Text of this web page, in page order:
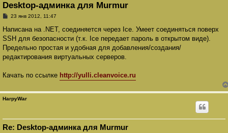
Desktop-админка для Murmur
С
о
щ
е
и
23 янв 2012, 11:47
Написана на .NET, соединяется через Ice. Умеет соединяться поверх
SSH для безопасности (т.к. Ice передает пароль в открытом виде).
Предельно простая и удобная для добавления/создания/
редактирования виртуальных серверов.
Качать по ссылке http://yulli.cleanvoice.ru
HarpyWar
Re: Desktop-админка для Murmur